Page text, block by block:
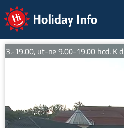
Holiday Info
19.00, ut-ne 9.00-19.00 hod. K